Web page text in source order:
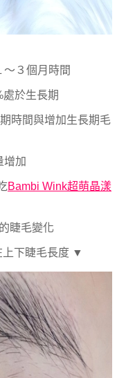
３個月時間
於生長期
時間與增加生長期毛
增加
Bambi Wink超萌晶漾
睫毛變化
上下睫毛長度 ▼